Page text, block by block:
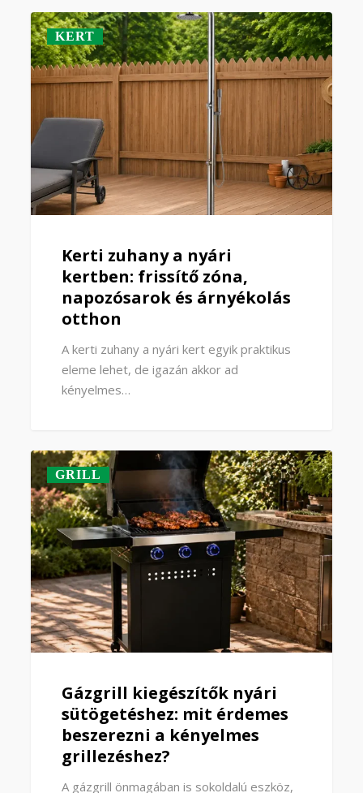
KERT
Kerti zuhany a nyári
kertben: frissítő zóna,
napozósarok és árnyékolás
otthon
A kerti zuhany a nyári kert egyik praktikus
eleme lehet, de igazán akkor ad
kényelmes…
GRILL
Gázgrill kiegészítők nyári
sütögetéshez: mit érdemes
beszerezni a kényelmes
grillezéshez?
A gázgrill önmagában is sokoldalú eszköz,